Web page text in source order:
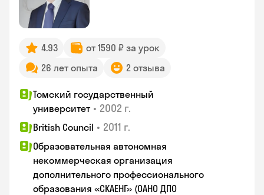
4.93
от 1590 ₽ за урок
26 лет опыта
2 отзыва
Томский государственный
университет • 2002 г.
British Council • 2011 г.
Образовательная автономная
некоммерческая организация
дополнительного профессионального
образования «СКАЕНГ» (ОАНО ДПО